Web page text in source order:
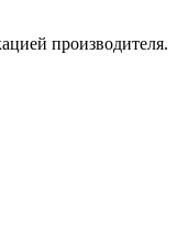
производителя.